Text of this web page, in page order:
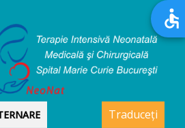
Traduceți